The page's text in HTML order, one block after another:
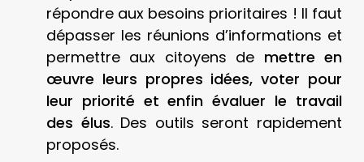
répondre aux besoins prioritaires ! Il faut
dépasser les réunions d’informations et
permettre aux citoyens de mettre en
œuvre leurs propres idées, voter pour
leur priorité et enfin évaluer le travail
des élus. Des outils seront rapidement
proposés.